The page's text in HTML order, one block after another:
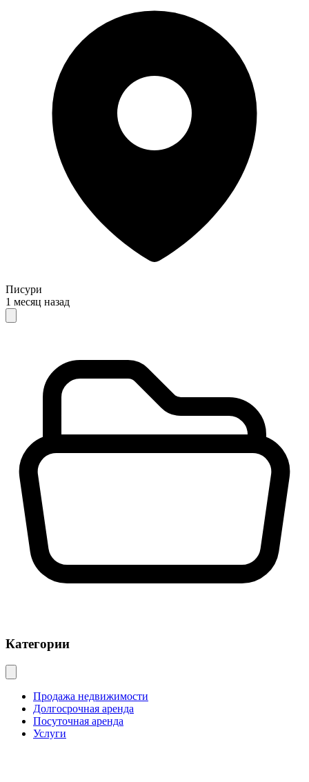
Писури
1 месяц назад
Категории
Продажа недвижимости
Долгосрочная аренда
Посуточная аренда
Услуги